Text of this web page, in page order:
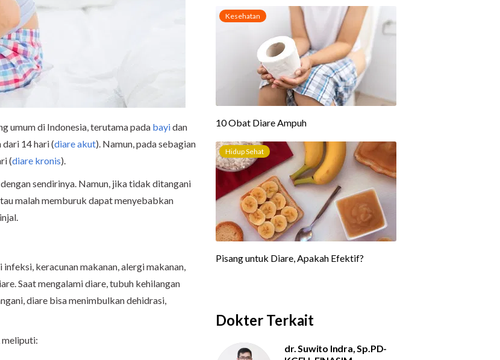
umum di Indonesia, terutama pada bayidan
14 hari (diare akut). Namun, pada sebagian
(diare kronis).
sendirinya. Namun, jika tidak ditangani
malah memburuk dapat menyebabkan
keracunan makanan, alergi makanan,
Saat mengalami diare, tubuh kehilangan
diare bisa menimbulkan dehidrasi,
meliputi:
Dokter Terkait